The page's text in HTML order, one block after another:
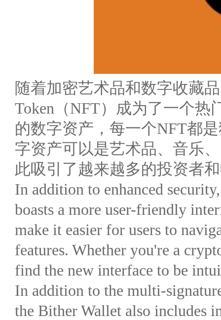
随着加密艺术品和数字收藏
Token（NFT）成为了一个
的数字资产，每一个NFT都
字资产可以是艺术品、音乐
此吸引了越来越多的投资者
In addition to enhanced
boasts a more user-friendly
make it easier for users to
features. Whether you're a
find the new interface to be
In addition to the multi-
the Bither Wallet also includes